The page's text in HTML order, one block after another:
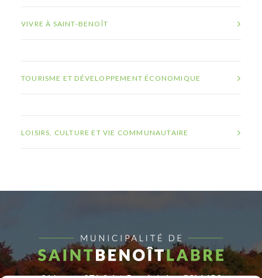
VIVRE À SAINT-BENOÎT
TOURISME ET DÉVELOPPEMENT ÉCONOMIQUE
LOISIRS, CULTURE ET VIE COMMUNAUTAIRE